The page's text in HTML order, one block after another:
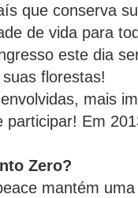
que conserva
de vida para
este dia
florestas!
mais
participar! Em
Zero?
mantém